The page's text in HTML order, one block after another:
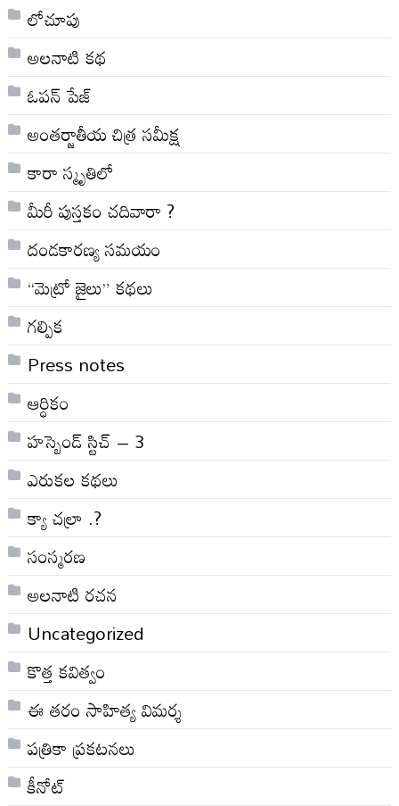
లోచూపు
అల‌నాటి క‌థ‌
ఓపన్ పేజ్
అంతర్జాతీయ చిత్ర సమీక్ష
కారా స్మృతిలో
మీరీ పుస్తకం చదివారా ?
దండకారణ్య సమయం
“మెట్రో జైలు” కథలు
గల్పిక
Press notes
ఆర్ధికం
హస్బెండ్ స్టిచ్ – 3
ఎరుకల కథలు
క్యా చల్రా .?
సంస్మరణ
అలనాటి రచన
Uncategorized
కొత్త కవిత్వం
ఈ తరం సాహిత్య విమర్శ
పత్రికా ప్రకటనలు
కీనోట్